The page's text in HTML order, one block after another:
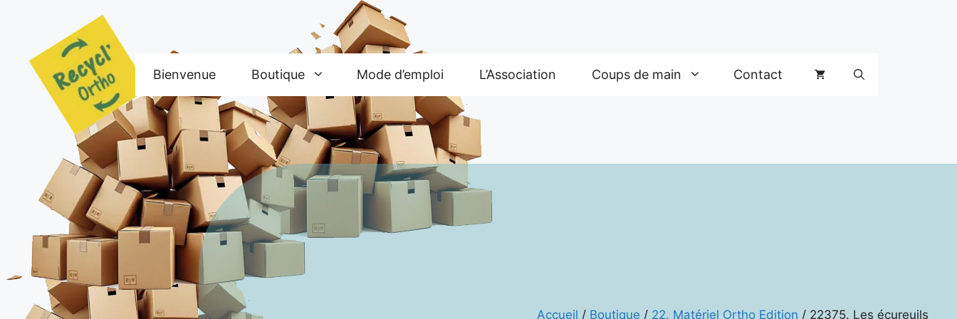
Bienvenue Boutique Mode d’emploi L’Association Coups de main Contact
Accueil / Boutique / 22. Matériel Ortho Edition / 22375. Les écureuils